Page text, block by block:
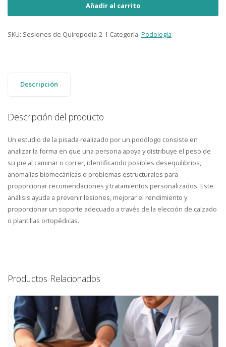
Añadir al carrito
SKU: Sesiones de Quiropodia-2-1 Categoría: Podología
Descripción
Descripción del producto
Un estudio de la pisada realizado por un podólogo consiste en
analizar la forma en que una persona apoya y distribuye el peso de
su pie al caminar o correr, identificando posibles desequilibrios,
anomalías biomecánicas o problemas estructurales para
proporcionar recomendaciones y tratamientos personalizados. Este
análisis ayuda a prevenir lesiones, mejorar el rendimiento y
proporcionar un soporte adecuado a través de la elección de calzado
o plantillas ortopédicas.
Productos Relacionados